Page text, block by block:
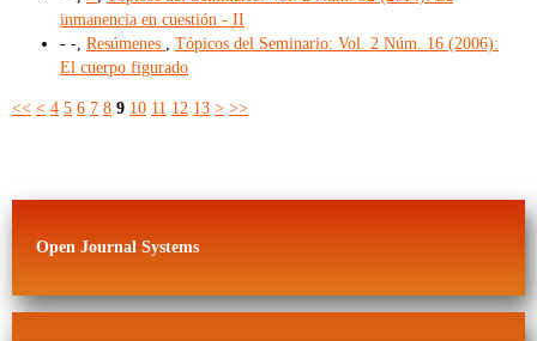
inmanencia en cuestión - II
- -, Resúmenes
Tópicos del Seminario: Vol. 2 Núm. 16 (2006):
El cuerpo figurado
<< < 4 5 6 7 8 9 10 11 12 13 > >>
Open Journal Systems